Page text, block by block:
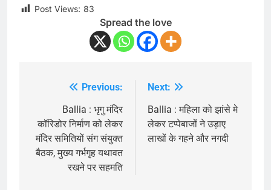
Post Views: 83
Spread the love
navigation
Previous:
Ballia : भृगु मंदिर
कॉरिडोर निर्माण को लेकर
मंदिर समितियों संग संयुक्त
बैठक, मुख्य गर्भगृह यथावत
रखने पर सहमति
Next:
Ballia : महिला को झांसे मे
लेकर टप्पेबाजों ने उड़ाए
लाखों के गहने और नगदी